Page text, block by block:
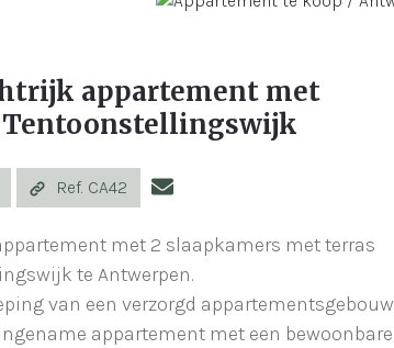
appartement met
Tentoonstellingswijk
Ref. CA42
met 2 slaapkamers met terras
te Antwerpen.
van een verzorgd appartementsgebouw
appartement met een bewoonbare